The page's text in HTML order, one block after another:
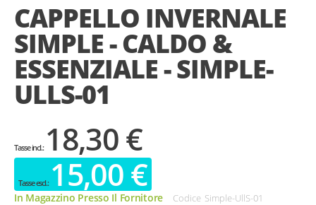
beginning
of
the
images
gallery
CAPPELLO INVERNALE
SIMPLE - CALDO &
ESSENZIALE - SIMPLE-
ULLS-01
18,30 €
15,00 €
In Magazzino Presso Il Fornitore Codice Simple-UllS-01